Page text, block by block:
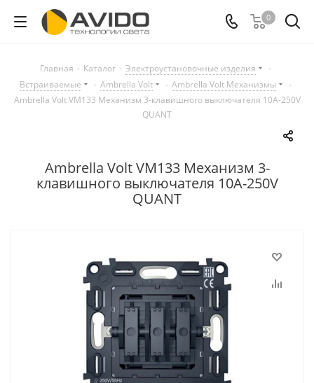
0
Главная - Каталог - Электроустановочные изделия
-
Встраиваемые
- Ambrella Volt - Ambrella Volt Механизмы
-
Ambrella Volt VM133 Механизм 3-клавишного выключателя 10A-250V
QUANT
Ambrella Volt VM133 Механизм 3-
клавишного выключателя 10A-250V
QUANT